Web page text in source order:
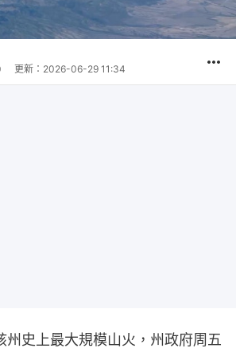
更新： 2026-06-29 11:34
州史上最大規模山火，州政府周五